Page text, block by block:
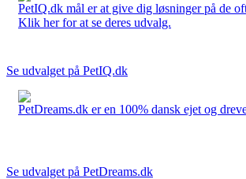
PetIQ.dk mål er at give dig løsninger på de
Klik her for at se deres udvalg.
Se udvalget på PetIQ.dk
PetDreams.dk er en 100% dansk ejet og
Se udvalget på PetDreams.dk